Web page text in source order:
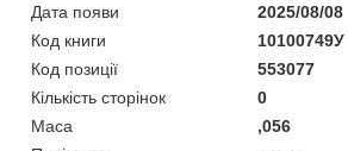
Дата появи
2025/08/08
Код книги
10100749У
Код позиції
553077
Кількість сторінок
0
Маса
,056